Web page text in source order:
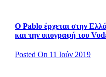
Ο Pablo έρχεται στην
και την υπογραφή του
Posted On 11 Ιούν 2019